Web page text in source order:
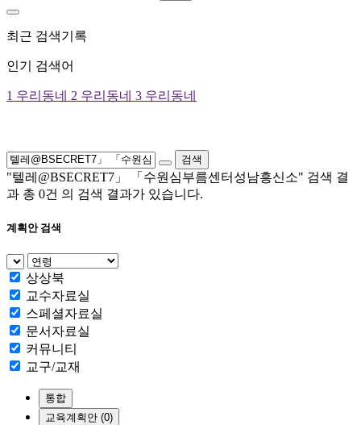
최근 검색기록
인기 검색어
1 우리동네 2 우리동네 3 우리동네
검색
"텔레@BSECRET7」 「수원심부름센터성남흥신소" 검색 결
과 총 0건 의 검색 결과가 있습니다.
계획안 검색
상상북
교수자료실
스페셜자료실
문서자료실
커뮤니티
교구/교재
통합
교육계획안 (0)